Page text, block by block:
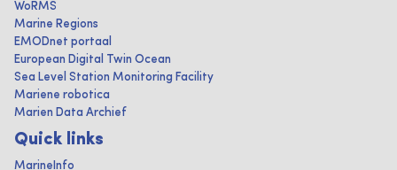
WoRMS
Marine Regions
EMODnet portaal
European Digital Twin Ocean
Sea Level Station Monitoring Facility
Mariene robotica
Marien Data Archief
Quick links
MarineInfo